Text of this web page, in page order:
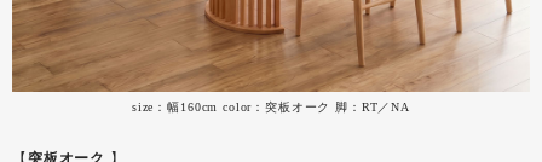
size：幅160cm color：突板オーク 脚：RT／NA